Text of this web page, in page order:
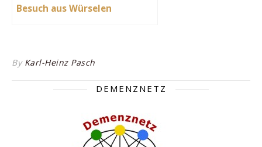
Besuch aus Würselen
By Karl-Heinz Pasch
DEMENZNETZ